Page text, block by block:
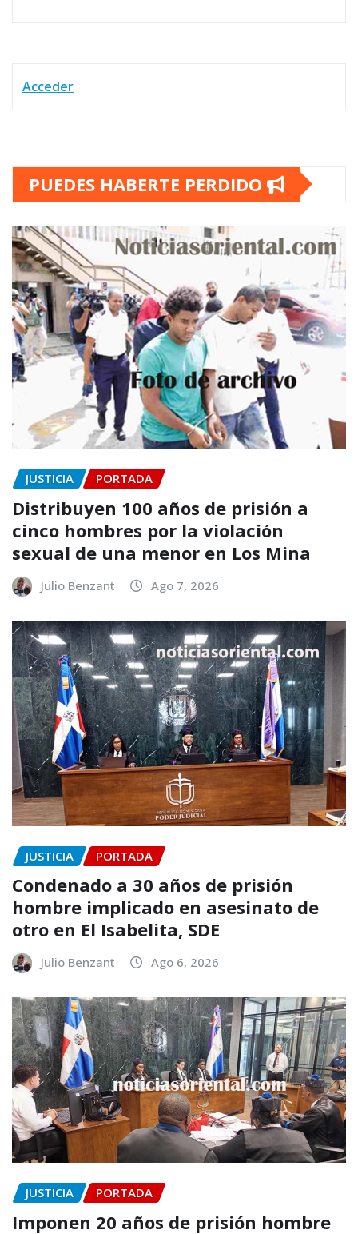
Acceder
PUEDES HABERTE PERDIDO
JUSTICIA PORTADA
Distribuyen 100 años de prisión a
cinco hombres por la violación
sexual de una menor en Los Mina
Julio Benzant Ago 7, 2026
JUSTICIA PORTADA
Condenado a 30 años de prisión
hombre implicado en asesinato de
otro en El Isabelita, SDE
Julio Benzant Ago 6, 2026
JUSTICIA PORTADA
Imponen 20 años de prisión hombre